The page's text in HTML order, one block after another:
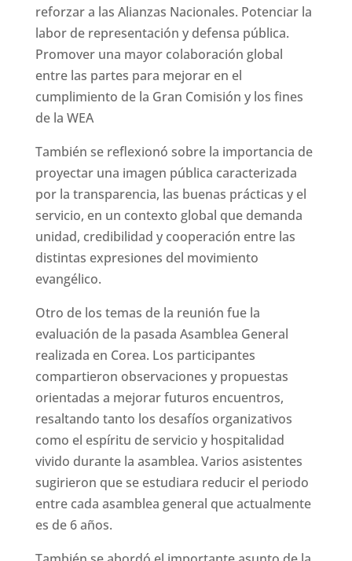
reforzar a las Alianzas Nacionales. Potenciar la
labor de representación y defensa pública.
Promover una mayor colaboración global
entre las partes para mejorar en el
cumplimiento de la Gran Comisión y los fines
de la WEA
También se reflexionó sobre la importancia de
proyectar una imagen pública caracterizada
por la transparencia, las buenas prácticas y el
servicio, en un contexto global que demanda
unidad, credibilidad y cooperación entre las
distintas expresiones del movimiento
evangélico.
Otro de los temas de la reunión fue la
evaluación de la pasada Asamblea General
realizada en Corea. Los participantes
compartieron observaciones y propuestas
orientadas a mejorar futuros encuentros,
resaltando tanto los desafíos organizativos
como el espíritu de servicio y hospitalidad
vivido durante la asamblea. Varios asistentes
sugirieron que se estudiara reducir el periodo
entre cada asamblea general que actualmente
es de 6 años.